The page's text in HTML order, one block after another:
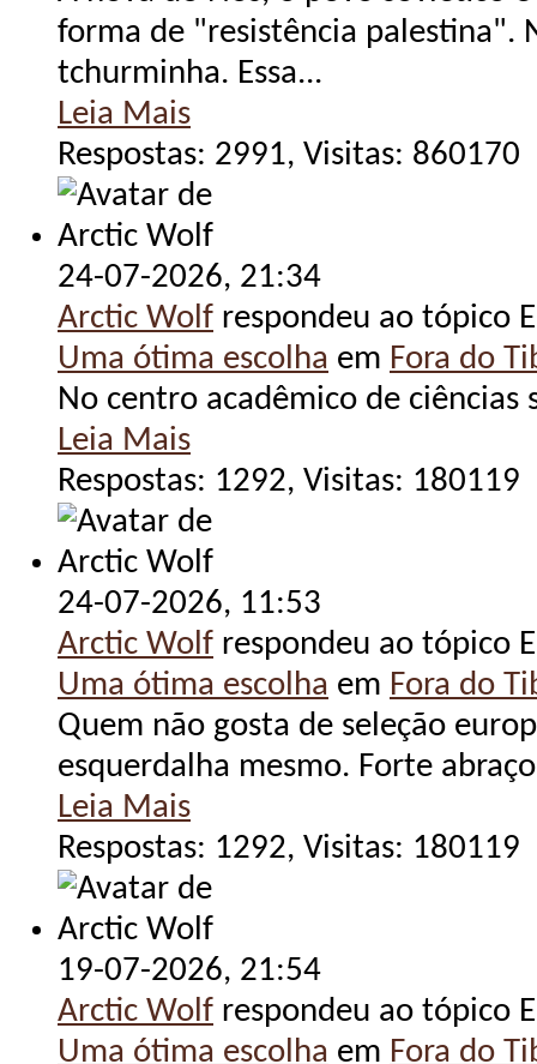
forma de "resistência palestina".
tchurminha. Essa...
Leia Mais
Respostas: 2991, Visitas: 860170
24-07-2026, 21:34
Arctic Wolf respondeu ao tópico
Uma ótima escolha em Fora do
No centro acadêmico de ciências
Leia Mais
Respostas: 1292, Visitas: 180119
24-07-2026, 11:53
Arctic Wolf respondeu ao tópico
Uma ótima escolha em Fora do
Quem não gosta de seleção
esquerdalha mesmo. Forte
Leia Mais
Respostas: 1292, Visitas: 180119
19-07-2026, 21:54
Arctic Wolf respondeu ao tópico
Uma ótima escolha em Fora do